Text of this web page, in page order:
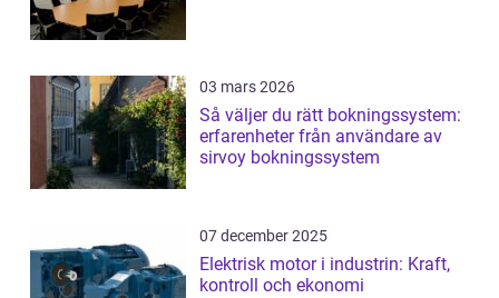
03 mars 2026
Så väljer du rätt bokningssystem:
erfarenheter från användare av
sirvoy bokningssystem
07 december 2025
Elektrisk motor i industrin: Kraft,
kontroll och ekonomi